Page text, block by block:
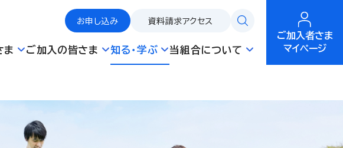
お申し込み 資料請求アクセス
ま ご加入の皆さま 知る・学ぶ 当組合について
ご加入者さま
マイページ